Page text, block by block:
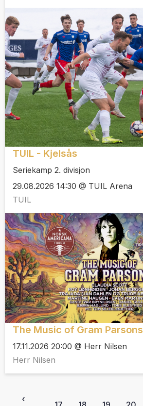
TUIL - Kjelsås
Seriekamp 2. divisjon
29.08.2026 14:30 @ TUIL Arena
TUIL
The Music of Gram Parsons
17.11.2026 20:00 @ Herr Nilsen
Herr Nilsen
‹